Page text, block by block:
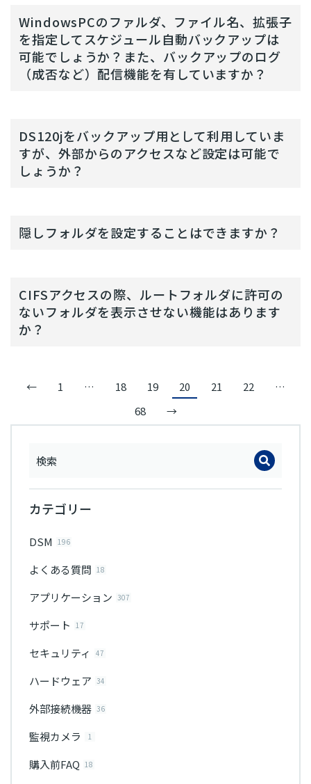
カテゴリー
DSM 196
よくある質問 18
アプリケーション 307
サポート 17
セキュリティ 47
ハードウェア 34
外部接続機器 36
監視カメラ 1
購入前FAQ 18
WindowsPCのファルダ、ファイル名、拡張子
を指定してスケジュール自動バックアップは
可能でしょうか？また、バックアップのログ
（成否など）配信機能を有していますか？
DS120jをバックアップ用として利用していま
すが、外部からのアクセスなど設定は可能で
しょうか？
隠しフォルダを設定することはできますか？
CIFSアクセスの際、ルートフォルダに許可の
ないフォルダを表示させない機能はあります
か？
← 1 … 18 19 20 21 22
…
68
→